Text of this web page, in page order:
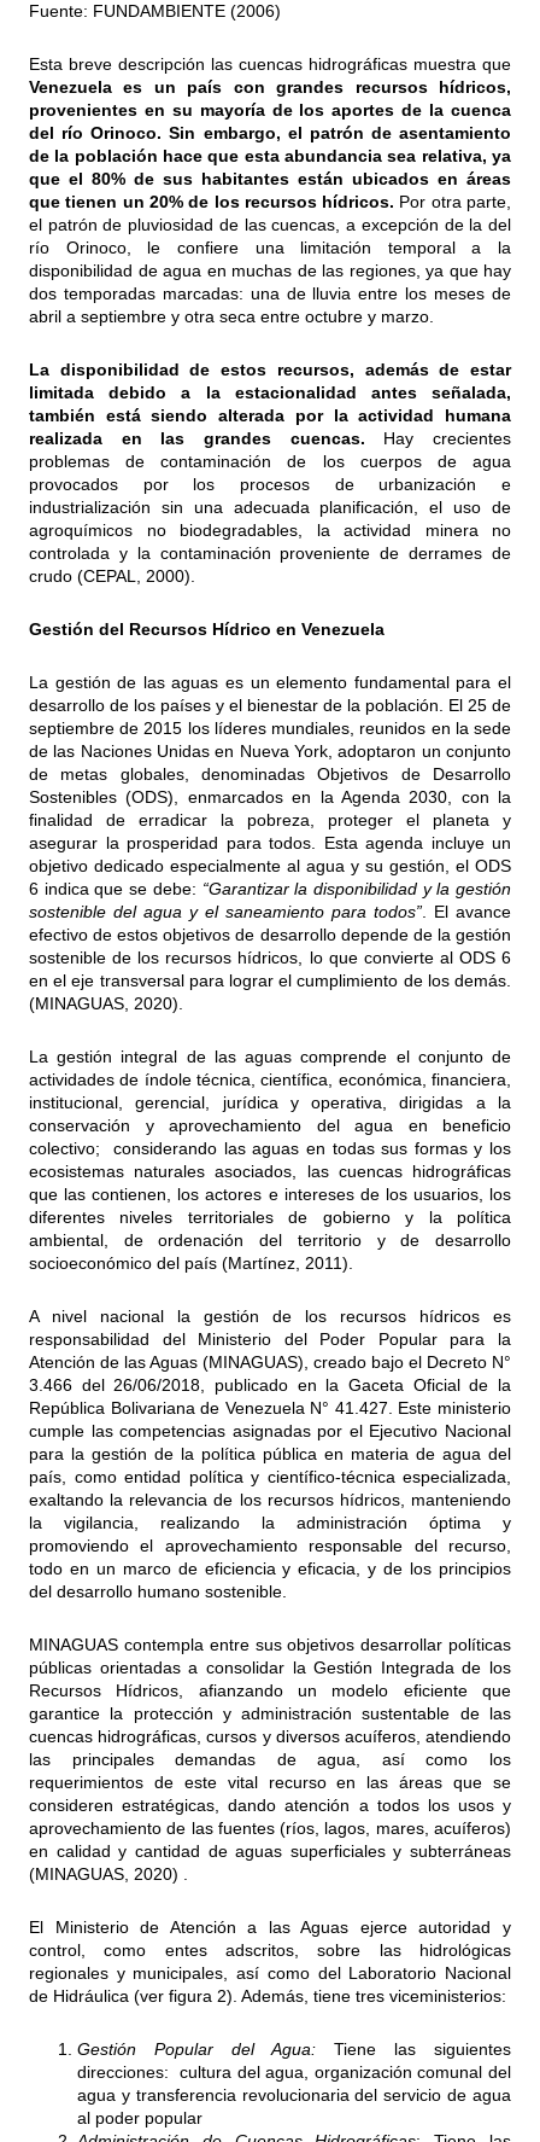
Fuente: FUNDAMBIENTE (2006)
Esta breve descripción las cuencas hidrográficas muestra que
Venezuela es un país con grandes recursos hídricos,
provenientes en su mayoría de los aportes de la cuenca
del río Orinoco. Sin embargo, el patrón de asentamiento
de la población hace que esta abundancia sea relativa, ya
que el 80% de sus habitantes están ubicados en áreas
que tienen un 20% de los recursos hídricos. Por otra parte,
el patrón de pluviosidad de las cuencas, a excepción de la del
río Orinoco, le confiere una limitación temporal a la
disponibilidad de agua en muchas de las regiones, ya que hay
dos temporadas marcadas: una de lluvia entre los meses de
abril a septiembre y otra seca entre octubre y marzo.
La disponibilidad de estos recursos, además de estar
limitada debido a la estacionalidad antes señalada,
también está siendo alterada por la actividad humana
realizada en las grandes cuencas. Hay crecientes
problemas de contaminación de los cuerpos de agua
provocados por los procesos de urbanización e
industrialización sin una adecuada planificación, el uso de
agroquímicos no biodegradables, la actividad minera no
controlada y la contaminación proveniente de derrames de
crudo (CEPAL, 2000).
Gestión del Recursos Hídrico en Venezuela
La gestión de las aguas es un elemento fundamental para el
desarrollo de los países y el bienestar de la población. El 25 de
septiembre de 2015 los líderes mundiales, reunidos en la sede
de las Naciones Unidas en Nueva York, adoptaron un conjunto
de metas globales, denominadas Objetivos de Desarrollo
Sostenibles (ODS), enmarcados en la Agenda 2030, con la
finalidad de erradicar la pobreza, proteger el planeta y
asegurar la prosperidad para todos. Esta agenda incluye un
objetivo dedicado especialmente al agua y su gestión, el ODS
6 indica que se debe: “Garantizar la disponibilidad y la gestión
sostenible del agua y el saneamiento para todos” . El avance
efectivo de estos objetivos de desarrollo depende de la gestión
sostenible de los recursos hídricos, lo que convierte al ODS 6
en el eje transversal para lograr el cumplimiento de los demás.
(MINAGUAS, 2020).
La gestión integral de las aguas comprende el conjunto de
actividades de índole técnica, científica, económica, financiera,
institucional, gerencial, jurídica y operativa, dirigidas a la
conservación y aprovechamiento del agua en beneficio
colectivo; considerando las aguas en todas sus formas y los
ecosistemas naturales asociados, las cuencas hidrográficas
que las contienen, los actores e intereses de los usuarios, los
diferentes niveles territoriales de gobierno y la política
ambiental, de ordenación del territorio y de desarrollo
socioeconómico del país (Martínez, 2011).
A nivel nacional la gestión de los recursos hídricos es
responsabilidad del Ministerio del Poder Popular para la
Atención de las Aguas (MINAGUAS), creado bajo el Decreto N°
3.466 del 26/06/2018, publicado en la Gaceta Oficial de la
República Bolivariana de Venezuela N° 41.427. Este ministerio
cumple las competencias asignadas por el Ejecutivo Nacional
para la gestión de la política pública en materia de agua del
país, como entidad política y científico-técnica especializada,
exaltando la relevancia de los recursos hídricos, manteniendo
la vigilancia, realizando la administración óptima y
promoviendo el aprovechamiento responsable del recurso,
todo en un marco de eficiencia y eficacia, y de los principios
del desarrollo humano sostenible.
MINAGUAS contempla entre sus objetivos desarrollar políticas
públicas orientadas a consolidar la Gestión Integrada de los
Recursos Hídricos, afianzando un modelo eficiente que
garantice la protección y administración sustentable de las
cuencas hidrográficas, cursos y diversos acuíferos, atendiendo
las principales demandas de agua, así como los
requerimientos de este vital recurso en las áreas que se
consideren estratégicas, dando atención a todos los usos y
aprovechamiento de las fuentes (ríos, lagos, mares, acuíferos)
en calidad y cantidad de aguas superficiales y subterráneas
(MINAGUAS, 2020) .
El Ministerio de Atención a las Aguas ejerce autoridad y
control, como entes adscritos, sobre las hidrológicas
regionales y municipales, así como del Laboratorio Nacional
de Hidráulica (ver figura 2). Además, tiene tres viceministerios:
Gestión Popular del Agua: Tiene las siguientes
direcciones: cultura del agua, organización comunal del
agua y transferencia revolucionaria del servicio de agua
al poder popular